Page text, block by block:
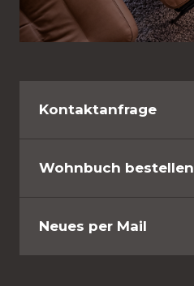
Kontaktanfrage
Wohnbuch bestellen
Neues per Mail